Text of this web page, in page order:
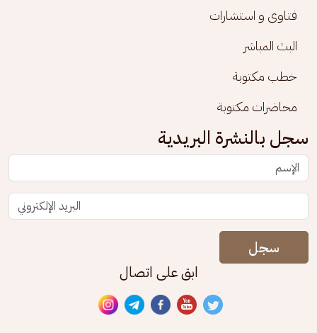
فتاوى و استشارات
البث المباشر
خطب مكتوبة
محاضرات مكتوبة
سجل بالنشرة البريدية
سجل
ابق على اتصال